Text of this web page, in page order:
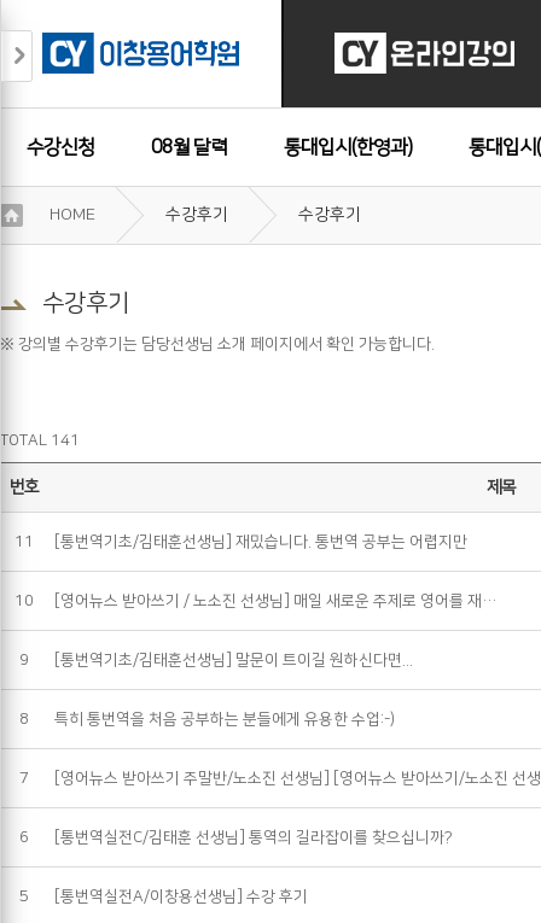
수강신청 08월 달력 통대입시(한영과) 통대입시
수강후기
용
약
개
보
기
HOME 수강후기 수강후기
수강후기
※ 강의별 수강후기는 담당선생님 소개 페이지에서 확인 가능합니다.
TOTAL 141
번호 제목
11 [통번역기초/김태훈선생님] 재밌습니다. 통번역 공부는 어렵지만
10 [영어뉴스 받아쓰기 / 노소진 선생님] 매일 새로운 주제로 영어를 재…
9 [통번역기초/김태훈선생님] 말문이 트이길 원하신다면...
8 특히 통번역을 처음 공부하는 분들에게 유용한 수업:-)
7 [영어뉴스 받아쓰기 주말반/노소진 선생님] [영어뉴스 받아쓰기/노소진 선
6 [통번역실전C/김태훈 선생님] 통역의 길라잡이를 찾으십니까?
5 [통번역실전A/이창용선생님] 수강 후기